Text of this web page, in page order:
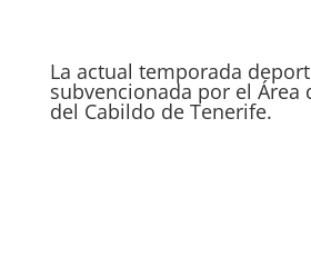
La actual temporada
subvencionada por el Área
del Cabildo de Tenerife.